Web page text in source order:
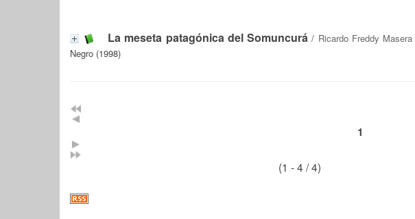
La meseta patagónica del Somuncurá / Ricardo Freddy Masera
Negro (1998)
1
(1 - 4 / 4)